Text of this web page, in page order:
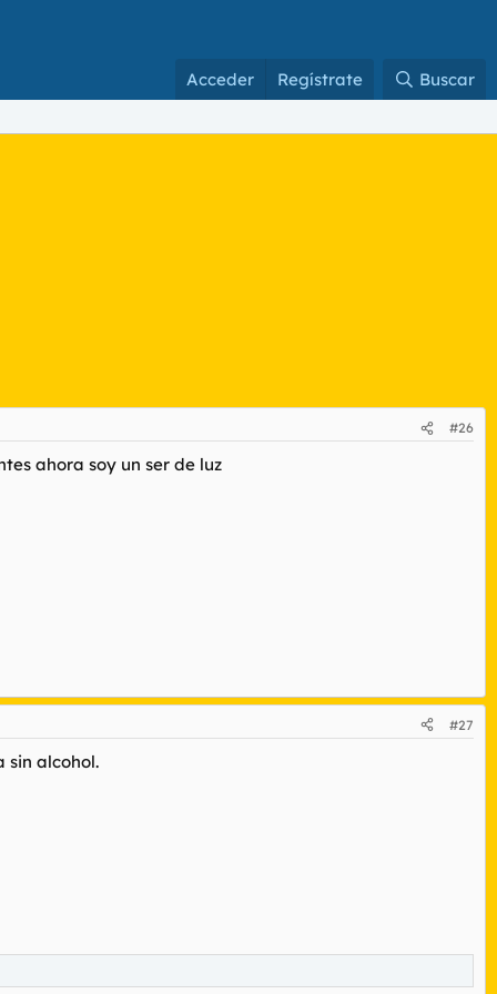
Acceder Regístrate Buscar
#26
ahora soy un ser de luz
#27
sin alcohol.